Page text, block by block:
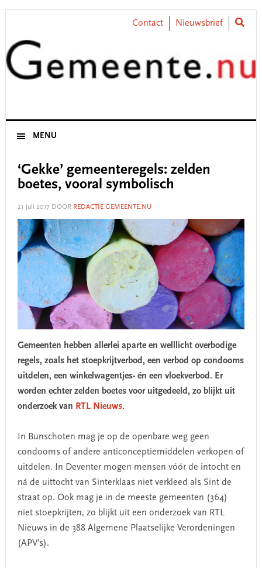
Skip
primary
navigation
Skip
content
Skip
primary
sidebar
Skip
footer
Contact Nieuwsbrief
MENU
‘Gekke’ gemeenteregels: zelden
boetes, vooral symbolisch
21 juli 2017 DOOR REDACTIE GEMEENTE.NU
Gemeenten hebben allerlei aparte en welllicht overbodige
regels, zoals het stoepkrijtverbod, een verbod op condooms
uitdelen, een winkelwagentjes- én een vloekverbod. Er
worden echter zelden boetes voor uitgedeeld, zo blijkt uit
onderzoek van RTL Nieuws.
In Bunschoten mag je op de openbare weg geen
condooms of andere anticonceptiemiddelen verkopen of
uitdelen. In Deventer mogen mensen vóór de intocht en
ná de uittocht van Sinterklaas niet verkleed als Sint de
straat op. Ook mag je in de meeste gemeenten (364)
niet stoepkrijten, zo blijkt uit een onderzoek van RTL
Nieuws in de 388 Algemene Plaatselijke Verordeningen
(APV’s).